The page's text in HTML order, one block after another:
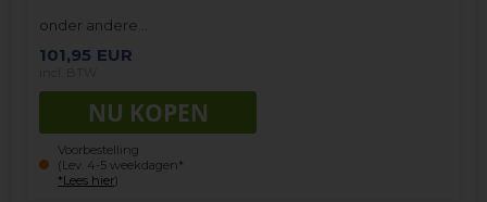
onder andere…
101,95 EUR
Voorbestelling
(Lev. 4-5 weekdagen*
*Lees hier)